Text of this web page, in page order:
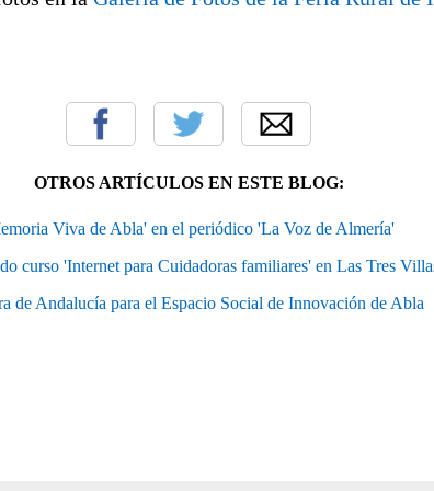
OTROS ARTÍCULOS EN ESTE BLOG:
Viva de Abla' en el periódico 'La Voz de Almería'
curso 'Internet para Cuidadoras familiares' en Las Tres
de Andalucía para el Espacio Social de Innovación de Abla